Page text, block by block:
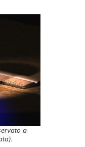
a